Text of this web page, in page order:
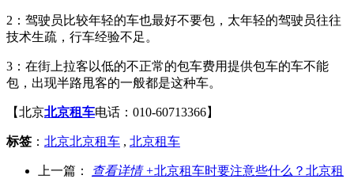
2：驾驶员比较年轻的车也最好不要包，太年轻的驾驶员往往
技术生疏，行车经验不足。
3：在街上拉客以低的不正常的包车费用提供包车的车不能
包，出现半路甩客的一般都是这种车。
【北京北京租车电话：010-60713366】
标签 ： 北京北京租车 , 北京租车
上一篇： 查看详情 +北京租车时要注意些什么？北京租